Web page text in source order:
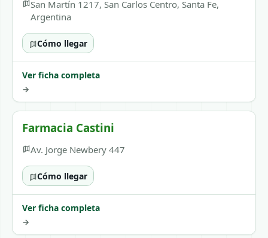
San Martín 1217, San Carlos Centro, Santa Fe,
Argentina
Cómo llegar
Ver ficha completa
→
Farmacia Castini
Av. Jorge Newbery 447
Cómo llegar
Ver ficha completa
→